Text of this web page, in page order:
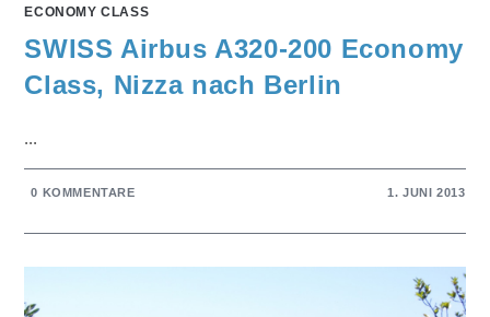
ECONOMY CLASS
SWISS Airbus A320-200 Economy
Class, Nizza nach Berlin
...
0 KOMMENTARE 1. JUNI 2013